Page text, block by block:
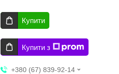
Купити
Купити з
+380 (67) 839-92-14